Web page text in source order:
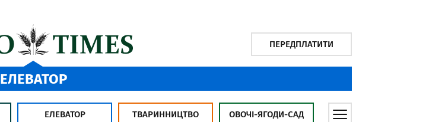
ПЕРЕДПЛАТИТИ
ЕЛЕВАТОР
ЕЛЕВАТОР ТВАРИННИЦТВО ОВОЧІ-ЯГОДИ-САД